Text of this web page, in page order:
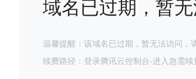
域名已过期，暂
温馨提醒：该域名已过期，暂无法访问，
续费路径：登录腾讯云控制台-进入急需